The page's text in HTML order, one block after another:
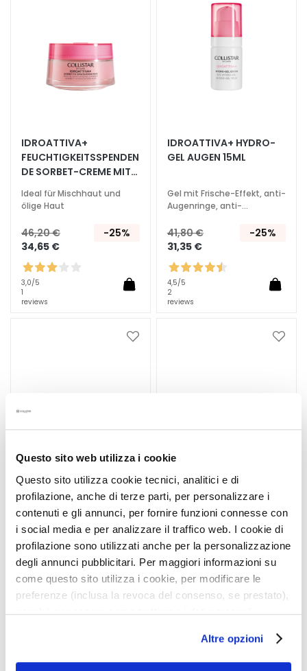
Questo sito web utilizza i cookie
Questo sito utilizza cookie tecnici, analitici e di
profilazione, anche di terze parti, per personalizzare i
contenuti e gli annunci, per fornire funzioni connesse con
i social media e per analizzare il traffico web. I cookie di
profilazione sono utilizzati anche per la personalizzazione
degli annunci pubblicitari. Per maggiori informazioni su
come questo sito utilizza i cookie, per modificare le
preferenze (inclusa la revoca del consenso, se prestato),
nonché per sapere come trattiamo i dati personali –
l’informativa cookie completa e l’informativa privacy
disponibiliqui. Le ricordiamo che, qualora clicchi su
Altre opzioni
h
t
s
r
e
n
i
g
u
n
i
u
d
M
a
s
k
e
n
IDROATTIVA+
FEUCHTIGKEITSSPENDEN
DE SORBET-CREME MIT
Ideal für Mischhaut und
ölige Haut
34,65 €
46,20 € -25%
3,0/5
1
reviews
IDROATTIVA+ HYDRO-
GEL AUGEN 15ML
Gel mit Frische-Effekt, anti-
Augenringe, anti-
31,35 €
41,80 € -25%
4,5/5
2
reviews
Zur
IDROATTIVA+ INTENSIV
PFLEGENDER BALSAM
50ML
Ideal für trockene Haut
34,65 €
Zur
GESHENKSET
IDROATTIVA+
TIEFENWIRKSAME
FEUCHTIGKEITSCREME
50ML
+ Idroattiva+ Hydro-Gel
Augen 15ml
35,48 €